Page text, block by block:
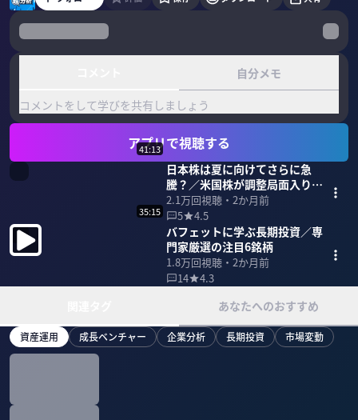
自分メモ
コメントをして学びを共有しましょう
アプリで視聴する
41:13
日本株は夏に向けてさらに急
騰？／米国株が調整局面入りす
る可能性
2.1万回視聴・ 2か月前
5
4.5
35:15
バフェットに学ぶ長期投資／専
門家厳選の注目6銘柄
1.8万回視聴・ 2か月前
14
4.3
あなたへのおすすめ
資産運用 成長ベンチャー 企業分析 長期投資 市場変動